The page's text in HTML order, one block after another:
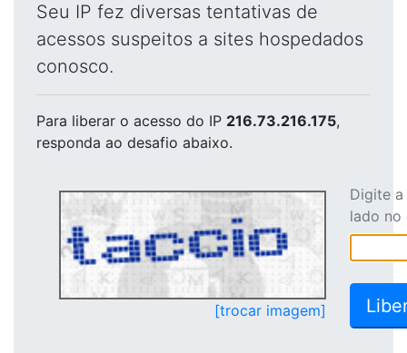
Seu IP fez diversas tentativas de
acessos suspeitos a sites hospedados
conosco.
Para liberar o acesso do IP 216.73.216.175,
responda ao desafio abaixo.
[trocar imagem]
Digite
lado no